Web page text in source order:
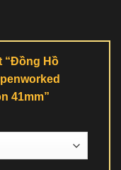
“Đồng Hồ
41mm”